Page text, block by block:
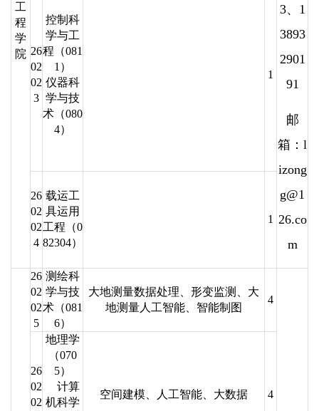
工
程
学
院
3、1
3893
2901
91
邮
箱：l
izong
g@1
26.co
m
26
02
02
3
控制科
学与工
程（081
1）
仪器科
学与技
术（080
4）
1
26
02
02
4
载运工
具运用
工程（0
82304）
1
26
02
02
5
测绘科
学与技
术（081
6）
大地测量数据处理、形变监测、大
地测量人工智能、智能制图
4
26
02
02
地理学
（070
5）
计算
机科学
空间建模、人工智能、大数据 4